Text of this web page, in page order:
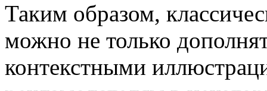
Таким образом,
можно не только
контекстными